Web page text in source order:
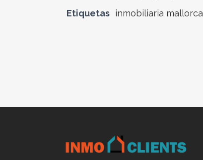
Etiquetas inmobiliaria mallorca